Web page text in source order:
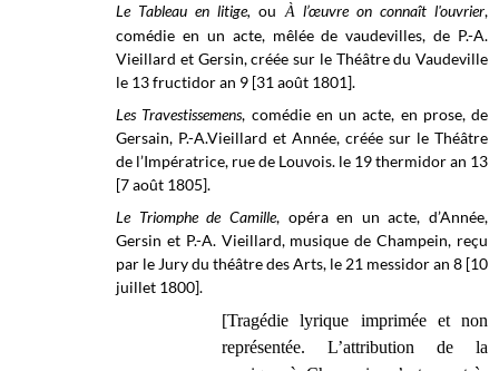
Le Tableau en litige,ou À l’œuvre on connaît l'ouvrier,
comédie en un acte, mêlée de vaudevilles, de P.-A.
Vieillard et Gersin, créée sur le Théâtre du Vaudeville
le 13 fructidor an 9 [31 août 1801].
Les Travestissemens, comédie en un acte, en prose, de
Gersain, P.-A.Vieillard et Année, créée sur le Théâtre
de l’Impératrice, rue de Louvois. le 19 thermidor an 13
[7 août 1805].
Le Triomphe de Camille, opéra en un acte, d’Année,
Gersin et P.-A. Vieillard, musique de Champein, reçu
par le Jury du théâtre des Arts, le 21 messidor an 8 [10
juillet 1800].
[Tragédie lyrique imprimée et non
représentée. L’attribution de la